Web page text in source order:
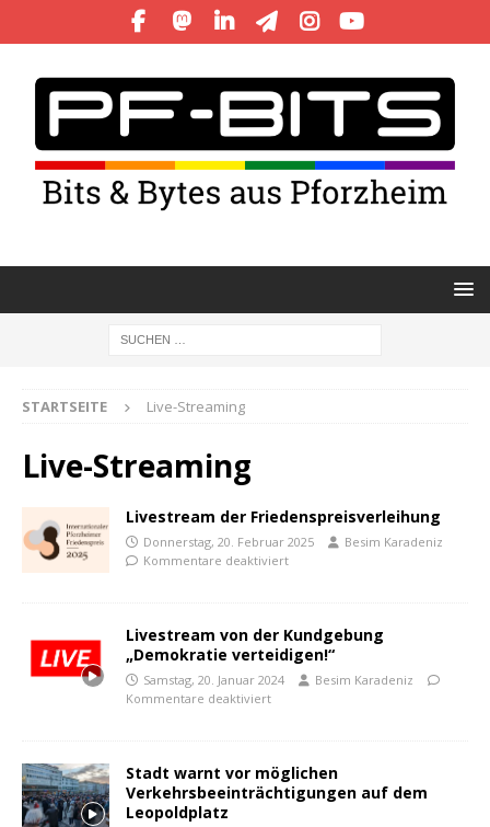
STARTSEITE Live-Streaming
Live-Streaming
Livestream der Friedenspreisverleihung
Donnerstag, 20. Februar 2025
Besim Karadeniz
Kommentare deaktiviert
Livestream von der Kundgebung
„Demokratie verteidigen!“
Samstag, 20. Januar 2024
Besim Karadeniz
Kommentare deaktiviert
Stadt warnt vor möglichen
Verkehrsbeeinträchtigungen auf dem
Leopoldplatz